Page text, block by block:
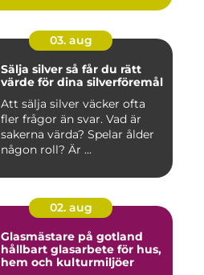
03. aug
Sälja silver så får du rätt
värde för dina silverföremål
Att sälja silver väcker ofta
fler frågor än svar. Vad är
sakerna värda? Spelar ålder
någon roll? Är ...
02. aug
Glasmästare på gotland
hållbart glasarbete för hus,
hem och kulturmiljöer